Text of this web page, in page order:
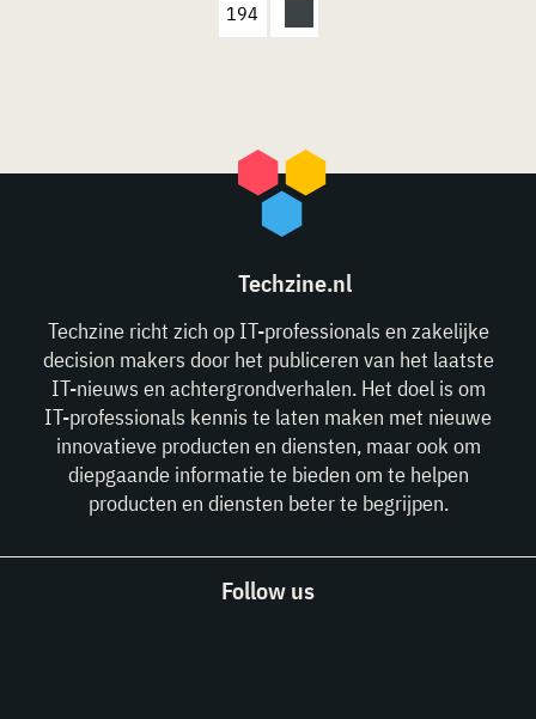
194
Techzine.nl
Techzine richt zich op IT-professionals en zakelijke
decision makers door het publiceren van het laatste
IT-nieuws en achtergrondverhalen. Het doel is om
IT-professionals kennis te laten maken met nieuwe
innovatieve producten en diensten, maar ook om
diepgaande informatie te bieden om te helpen
producten en diensten beter te begrijpen.
Follow us